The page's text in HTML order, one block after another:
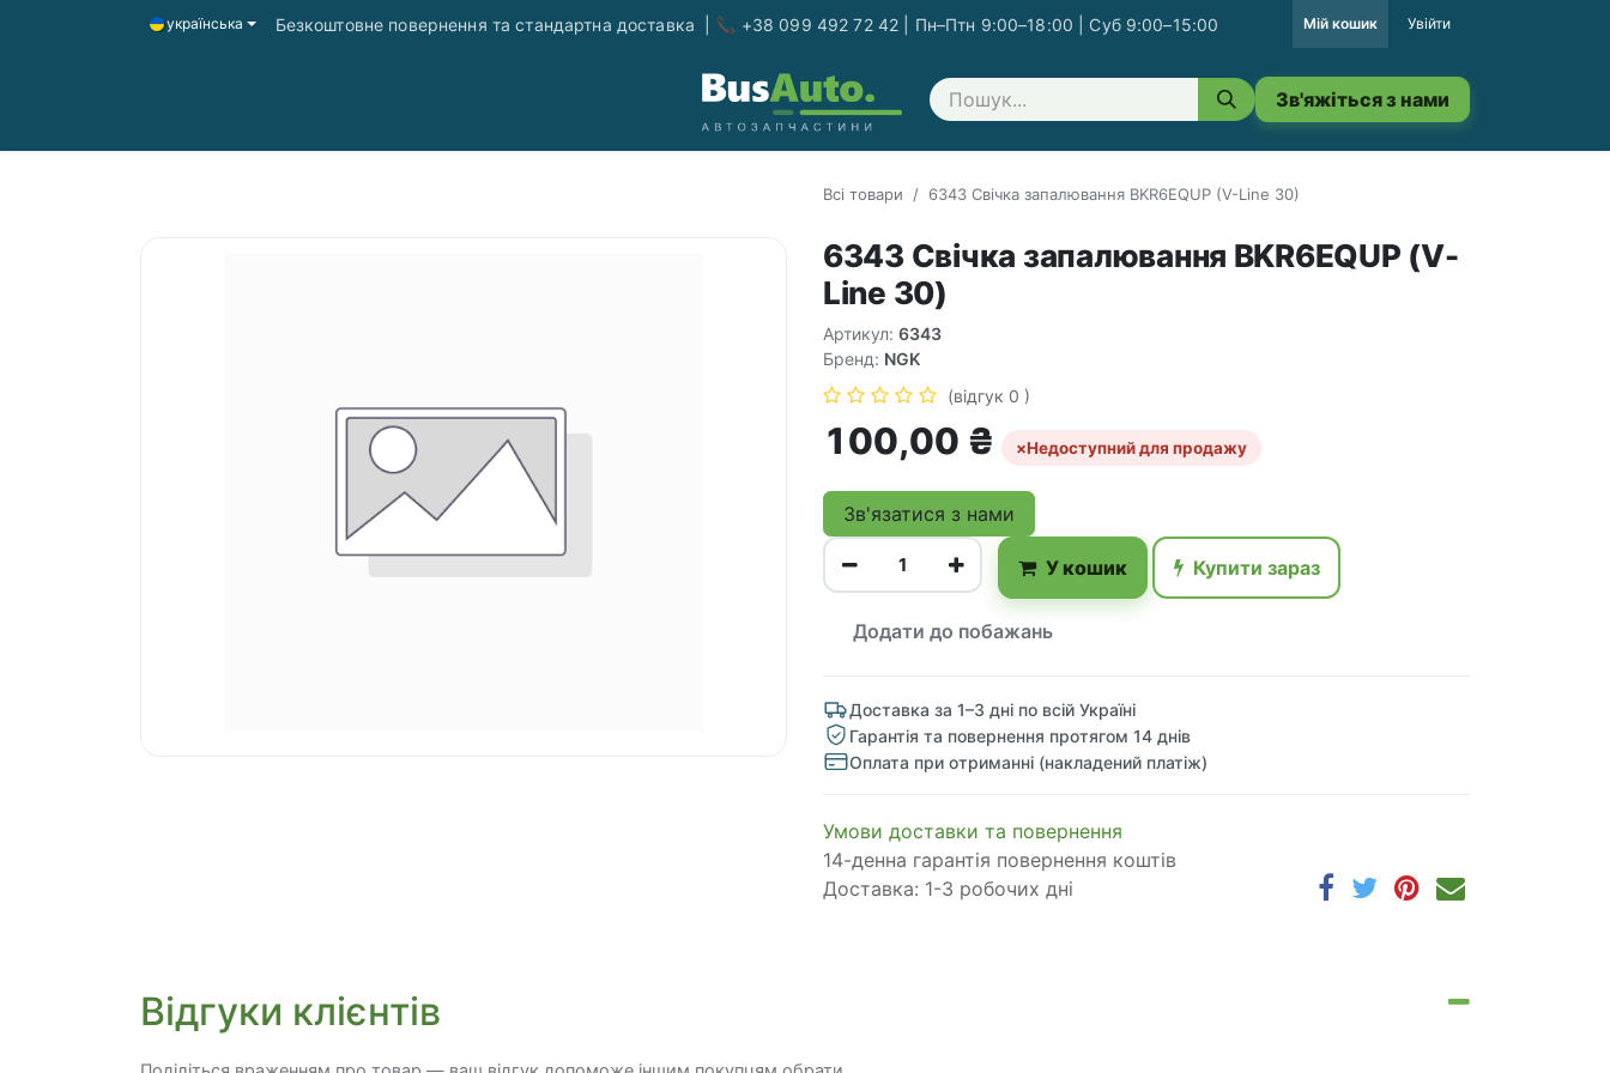
українська Безкоштовне повернення та стандартна доставка | 📞 +38 099 492 72 42 | Пн–Птн 9:00–18:00 | Суб 9:00–15:00 Мій кошик Увійти
Зв'яжіться з нами Зв'яжіться з нами
Всі товари 6343 Свічка запалювання BKR6EQUP (V-Line 30)
6343 Свічка запалювання BKR6EQUP (V-
Line 30)
Артикул: 6343
Бренд: NGK
(відгук 0 )
100,00 ₴ ×Недоступний для продажу
Зв'язатися з нами
У кошик Купити зараз
Додати до побажань
Доставка за 1–3 дні по всій Україні
Гарантія та повернення протягом 14 днів
Оплата при отриманні (накладений платіж)
​​​​​​​​​​​​​​​​​​​​​​​​​​​​​​​​​​​​​​​​​​​​​​​​​​​​​​​​​​​​​​У​​м​о​в​​и​ д​ос​т​а​в​к​и ​т​а​ по​в​е​р​н​е​н​н​я
14-денна гарантія повернення коштів
Доставка: 1-3 робочих дні
Відгуки клієнтів